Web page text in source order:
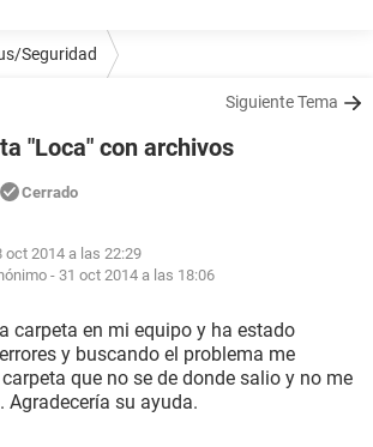
Seguridad
Siguiente Tema
"Loca" con archivos
Cerrado
oct 2014 a las 22:29
- 31 oct 2014 a las 18:06
carpeta en mi equipo y ha estado
y buscando el problema me
que no se de donde salio y no me
Agradecería su ayuda.